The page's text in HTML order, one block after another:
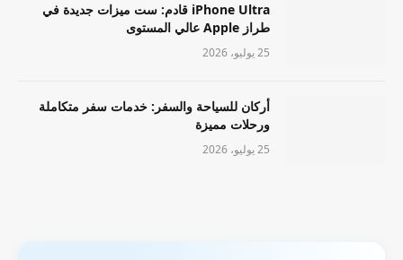
iPhone Ultra قادم: ست ميزات جديدة في
طراز Apple عالي المستوى
25 يوليو، 2026
أركان للسياحة والسفر: خدمات سفر متكاملة
ورحلات مميزة
25 يوليو، 2026